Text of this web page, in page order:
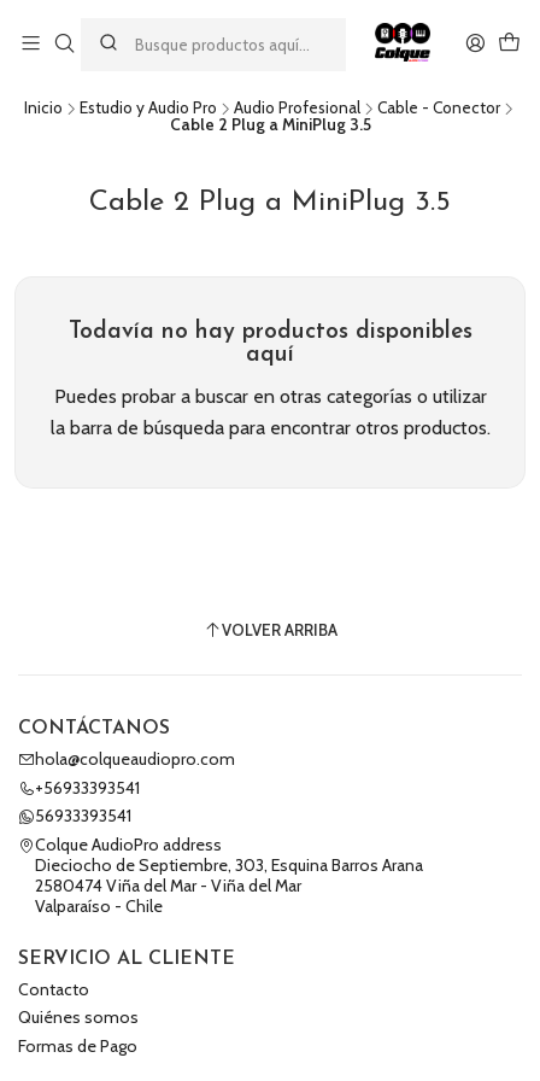
descuento por pago con transferencia bancaria
por una compra mínima de $49.990. Este descuento no es
acumulable a otras promociones ni aplicable a gastos de envío.
Inicio Estudio y Audio Pro Audio Profesional
Cable - Conector
Cable 2 Plug a MiniPlug 3.5
Cable 2 Plug a MiniPlug 3.5
Todavía no hay productos disponibles
aquí
Puedes probar a buscar en otras categorías o utilizar
la barra de búsqueda para encontrar otros productos.
VOLVER ARRIBA
CONTÁCTANOS
hola@colqueaudiopro.com
+56933393541
56933393541
Colque AudioPro address
Dieciocho de Septiembre, 303, Esquina Barros Arana
2580474 Viña del Mar - Viña del Mar
Valparaíso - Chile
SERVICIO AL CLIENTE
Contacto
Quiénes somos
Formas de Pago